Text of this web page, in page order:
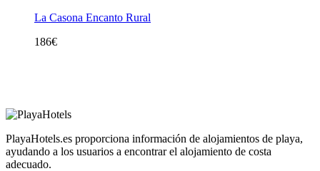
La Casona Encanto Rural
186€
PlayaHotels.es proporciona información de alojamientos de playa,
ayudando a los usuarios a encontrar el alojamiento de costa
adecuado.